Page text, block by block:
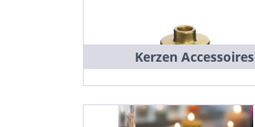
Kerzen Accessoires